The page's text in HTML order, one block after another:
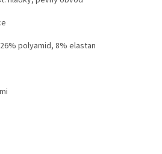
polyamid, 8% elastan